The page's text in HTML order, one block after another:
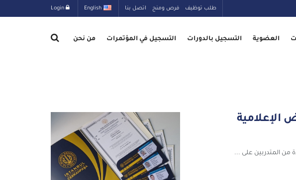
طلب توظيف فرص ومنح اتصل بنا English
العضوية التسجيل بالدورات التسجيل في المؤتمرات من نحن
الإعلامية
من المتدربين على ...